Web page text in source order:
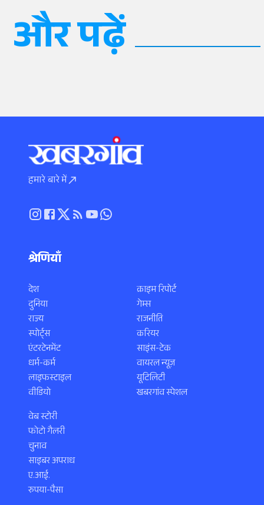
और पढ़ें
हमारे बारे में
श्रेणियाँ
देश
दुनिया
राज्य
स्पोर्ट्स
एंटरटेनमेंट
धर्म-कर्म
लाइफस्टाइल
वीडियो
क्राइम रिपोर्ट
गेम्स
राजनीति
करियर
साइंस-टेक
वायरल न्यूज़
यूटिलिटी
खबरगांव स्पेशल
वेब स्टोरी
फोटो गैलरी
चुनाव
साइबर अपराध
ए.आई.
रुपया-पैसा